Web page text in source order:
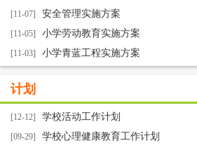
[11-07]
安全管理实施方案
[11-05]
小学劳动教育实施方案
[11-03]
小学青蓝工程实施方案
计划
[12-12] 学校活动工作计划
[09-29]
学校心理健康教育工作计划